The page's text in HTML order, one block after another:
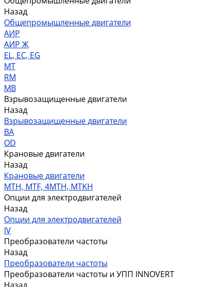
Назад
Общепромышленные двигатели
АИР
АИР Ж
EL, EC, EG
MT
RM
MB
Взрывозащищенные двигатели
Назад
Взрывозащищенные двигатели
ВА
OD
Крановые двигатели
Назад
Крановые двигатели
MTH, MTF, 4MTH, MTKH
Опции для электродвигателей
Назад
Опции для электродвигателей
IV
Преобразователи частоты
Назад
Преобразователи частоты
Преобразователи частоты и УПП INNOVERT